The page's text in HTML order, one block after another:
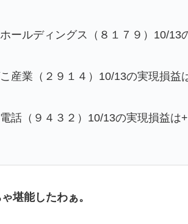
ールディングス（８１７９）10/13
産業（２９１４）10/13の実現損益
話（９４３２）10/13の実現損益は
堪能したわぁ。